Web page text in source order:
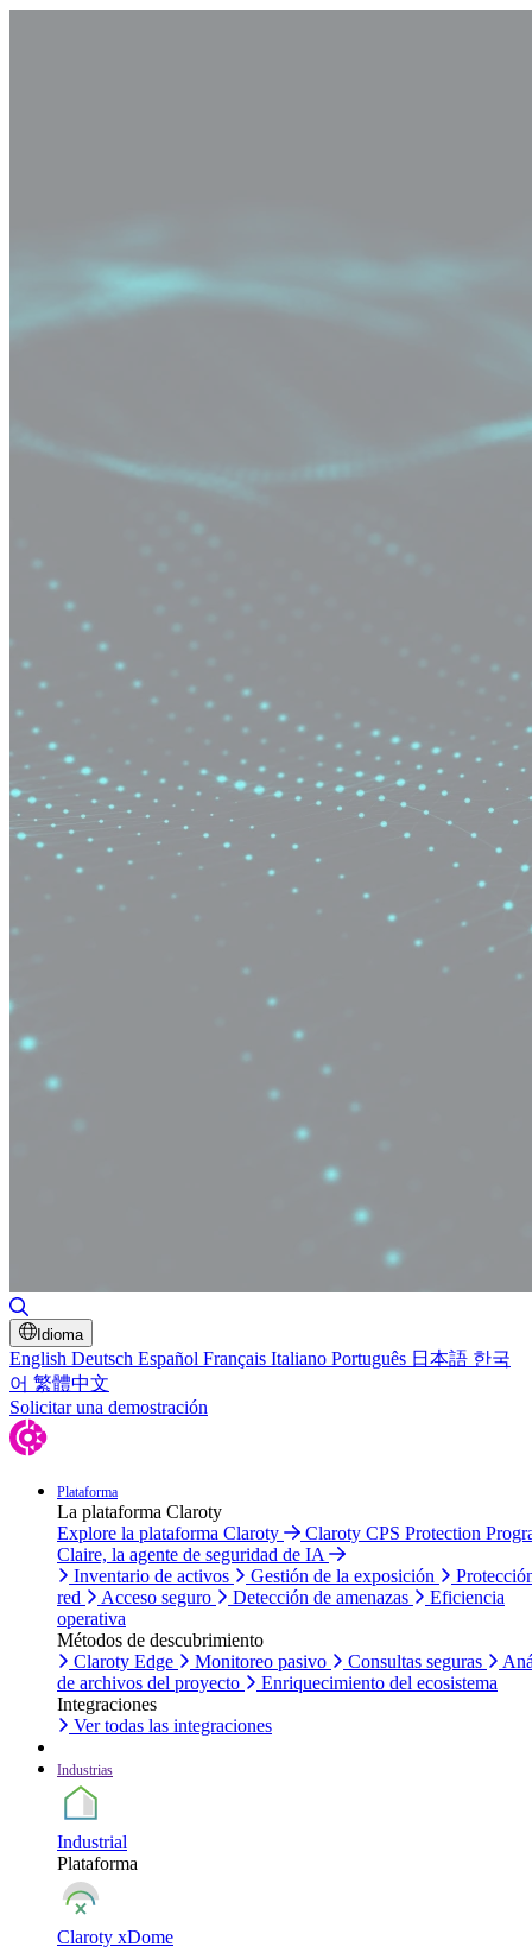
Idioma
English Deutsch Español Français Italiano Português 日本語 한국
어 繁體中文
Solicitar una demostración
Plataforma
La plataforma Claroty
Explore la plataforma Claroty
Claroty CPS Protection
Claire, la agente de seguridad de IA
Inventario de activos
Gestión de la exposición
red
Acceso seguro Detección de amenazas
Eficiencia
operativa
Métodos de descubrimiento
Claroty Edge
Monitoreo pasivo Consultas seguras
de archivos del proyecto
Enriquecimiento del ecosistema
Integraciones
Ver todas las integraciones
Industrias
Industrial
Plataforma
Claroty xDome